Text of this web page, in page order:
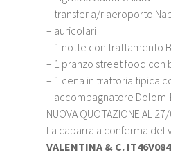
– transfer a/r aeroporto
– auricolari
– 1 notte con trattamento
– 1 pranzo street food con
– 1 cena in trattoria tipica
– accompagnatore Dolom-
NUOVA QUOTAZIONE AL
La caparra a conferma del
VALENTINA & C.